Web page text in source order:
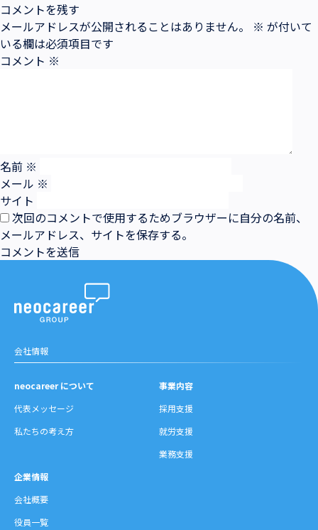
コメントを残す
メールアドレスが公開されることはありません。
※ が付いて
いる欄は必須項目です
コメント ※
名前 ※
メール ※
サイト
次回のコメントで使用するためブラウザーに自分の名前、
メールアドレス、サイトを保存する。
会社情報
neocareer について
代表メッセージ
私たちの考え方
事業内容
採用支援
就労支援
業務支援
企業情報
会社概要
役員一覧